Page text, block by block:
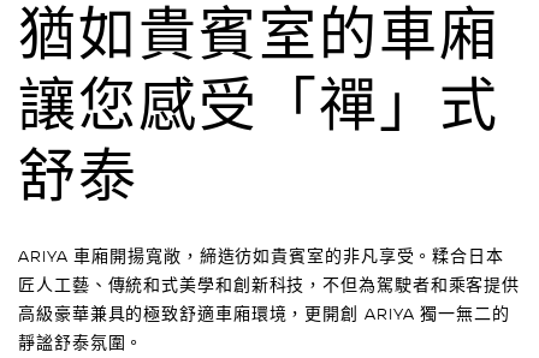
猶如貴賓室的車廂
讓您感受「禪」式
舒泰
ARIYA 車廂開揚寬敞，締造彷如貴賓室的非凡享受。糅合日本
匠人工藝、傳統和式美學和創新科技，不但為駕駛者和乘客提供
高級豪華兼具的極致舒適車廂環境，更開創 ARIYA 獨一無二的
靜謐舒泰氛圍。